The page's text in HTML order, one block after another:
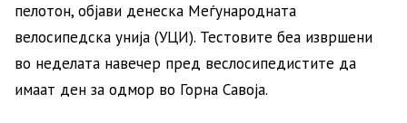
пелотон, објави денеска Меѓународната
велосипедска унија (УЦИ). Тестовите беа извршени
во неделата навечер пред веслосипедистите да
имаат ден за одмор во Горна Савоја.